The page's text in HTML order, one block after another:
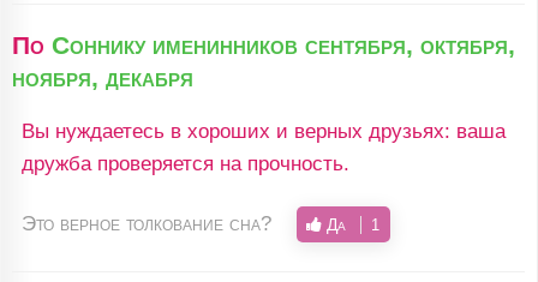
По Соннику именинников сентября, октября,
ноября, декабря
Вы нуждаетесь в хороших и верных друзьях: ваша
дружба проверяется на прочность.
Это верное толкование сна? Да 1